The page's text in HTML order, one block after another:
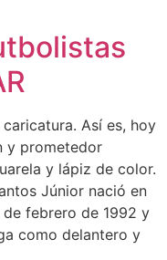
Así es, hoy
y prometedor
y lápiz de color.
Júnior nació en
febrero de 1992 y
como delantero y